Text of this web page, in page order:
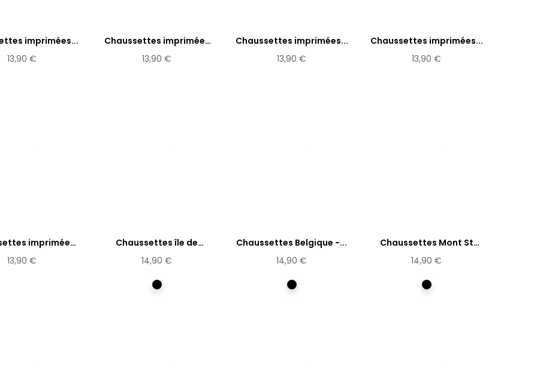
imprimées...
13,90 €
Chaussettes imprimées
Lhassa
13,90 €
Chaussettes imprimées...
13,90 €
Chaussettes imprimées...
13,90 €
imprimées
Estampe
13,90 €
Chaussettes île de
Pacques...
14,90 €
Multicolore
Chaussettes Belgique -...
14,90 €
Multicolore
Chaussettes Mont St
Michel...
14,90 €
Multicolore